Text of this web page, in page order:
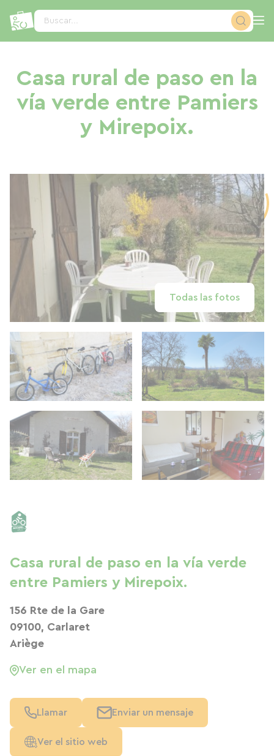
Buscar...
Casa rural de paso en la
vía verde entre Pamiers
y Mirepoix.
Todas las fotos
Casa rural de paso en la vía verde
entre Pamiers y Mirepoix.
156 Rte de la Gare
09100, Carlaret
Ariège
Ver en el mapa
Llamar Enviar un mensaje
Ver el sitio web
Panel de gestión de cookies